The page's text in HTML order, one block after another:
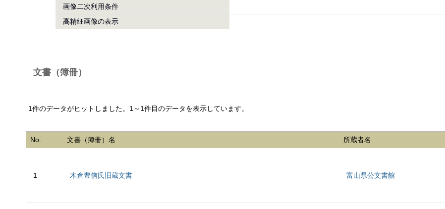
画像二次利用条件
高精細画像の表示
文書（簿冊）
1件のデータがヒットしました。1～1件目のデータを表示しています。
No. 文書（簿冊）名 所蔵者名
1 木倉豊信氏旧蔵文書 富山県公文書館